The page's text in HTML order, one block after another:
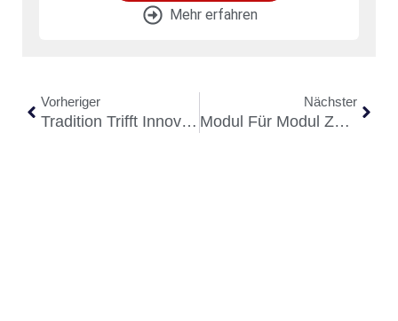
Mehr erfahren
Vorheriger
Tradition Trifft Innovation
Nächster
Modul Für Modul Zukunft Bauen: Geiger Holzsystembau Wangen